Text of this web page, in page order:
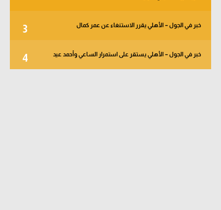
3 خبر في الجول – الأهلي يقرر الاستنغاء عن عمر كمال
4 خبر في الجول – الأهلي يستقر على استمرار الساعي وأحمد عيد